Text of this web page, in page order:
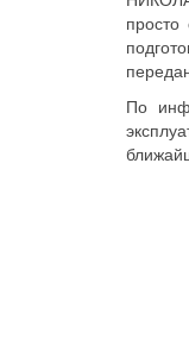
По